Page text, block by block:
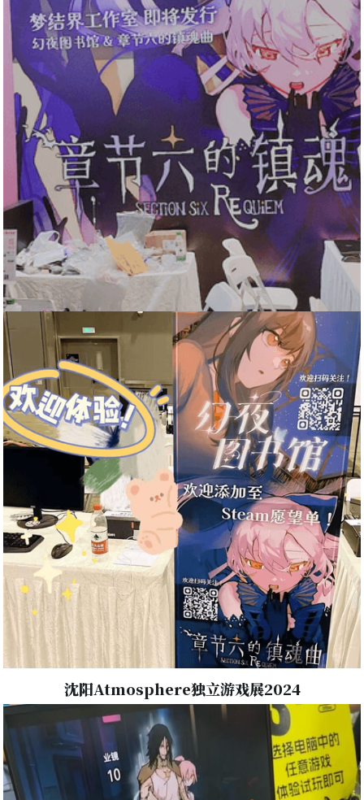
沈阳Atmosphere独立游戏展2024